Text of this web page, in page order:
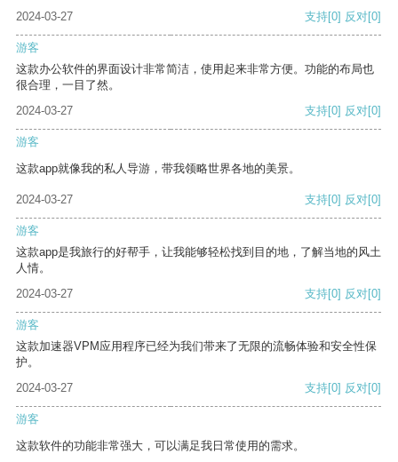
2024-03-27 支持[0] 反对[0]
游客
这款办公软件的界面设计非常简洁，使用起来非常方便。功能的布局也
很合理，一目了然。
2024-03-27
支持[0] 反对[0]
游客
这款app就像我的私人导游，带我领略世界各地的美景。
2024-03-27 支持[0] 反对[0]
游客
这款app是我旅行的好帮手，让我能够轻松找到目的地，了解当地的风土
人情。
2024-03-27
支持[0] 反对[0]
游客
这款加速器VPM应用程序已经为我们带来了无限的流畅体验和安全性保
护。
2024-03-27
支持[0] 反对[0]
游客
这款软件的功能非常强大，可以满足我日常使用的需求。